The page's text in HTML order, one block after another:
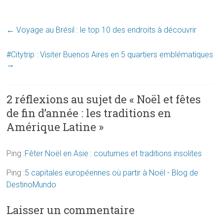
e
t
t
t
k
← Voyage au Brésil : le top 10 des endroits à découvrir
#Citytrip : Visiter Buenos Aires en 5 quartiers emblématiques
→
2 réflexions au sujet de « Noël et fêtes
de fin d’année : les traditions en
Amérique Latine »
Ping :Fêter Noël en Asie : coutumes et traditions insolites
Ping :5 capitales européennes où partir à Noël - Blog de
DestinoMundo
Laisser un commentaire